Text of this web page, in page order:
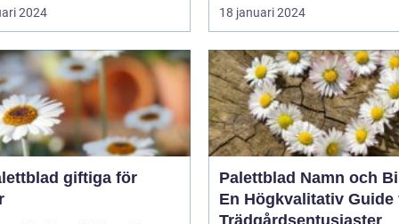
2024 18 januari 2024
giftiga för
Palettblad Namn och
En Högkvalitativ Guide